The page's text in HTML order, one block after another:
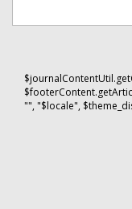
"", "$locale",